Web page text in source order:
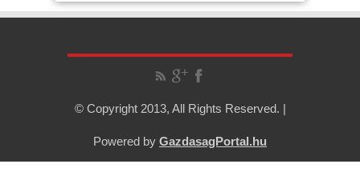
© Copyright 2013, All Rights Reserved. |
Powered by GazdasagPortal.hu